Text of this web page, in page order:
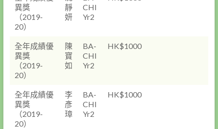
異獎
（2019-
20）
靜
妍
CHI
Yr2
全年成績優
異獎
（2019-
20）
陳
寶
如
BA-
CHI
Yr2
HK$1000
全年成績優
異獎
（2019-
20）
李
彥
璋
BA-
CHI
Yr2
HK$1000